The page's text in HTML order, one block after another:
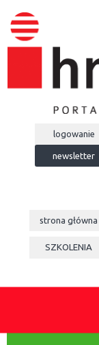
logowanie
newsletter
strona główna
SZKOLENIA